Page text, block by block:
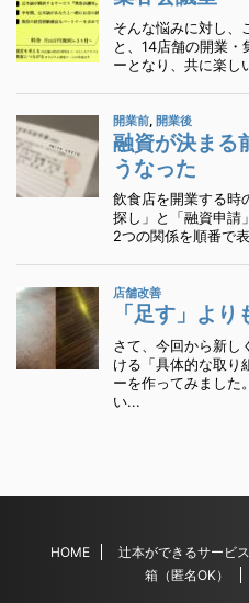
HOME 辻本ができるサービス
箱（匿名OK）